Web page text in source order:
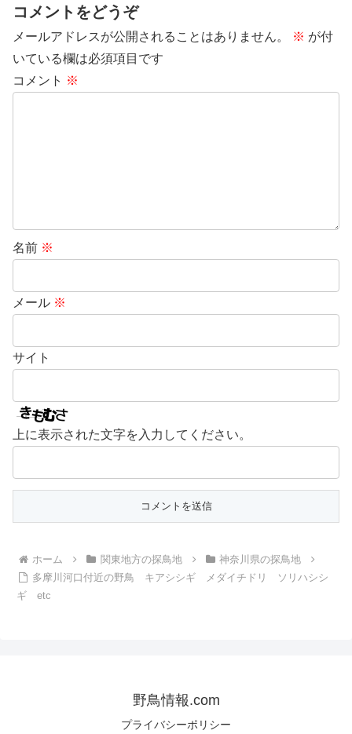
コメントをどうぞ
メールアドレスが公開されることはありません。 ※ が付
いている欄は必須項目です
コメント ※
名前 ※
メール ※
サイト
上に表示された文字を入力してください。
ホーム 関東地方の探鳥地
神奈川県の探鳥地
多摩川河口付近の野鳥 キアシシギ メダイチドリ ソリハシシ
ギ etc
野鳥情報.com
プライバシーポリシー